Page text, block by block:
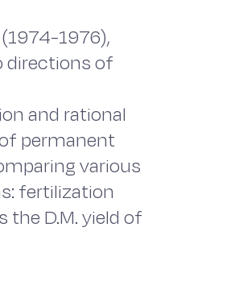
1976),
directions of
and rational
permanent
various
fertilization
the D.M. yield of